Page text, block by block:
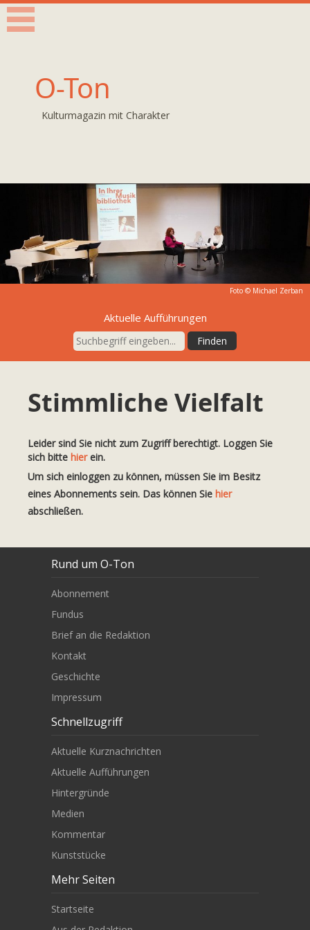
O-Ton
Kulturmagazin mit Charakter
Foto © Michael Zerban
Aktuelle Aufführungen
Stimmliche Vielfalt
Leider sind Sie nicht zum Zugriff berechtigt. Loggen Sie
sich bitte hierein.
Um sich einloggen zu können, müssen Sie im Besitz
eines Abonnements sein. Das können Sie hier
abschließen.
Rund um O-Ton
Abonnement
Fundus
Brief an die Redaktion
Kontakt
Geschichte
Impressum
Schnellzugriff
Aktuelle Kurznachrichten
Aktuelle Aufführungen
Hintergründe
Medien
Kommentar
Kunststücke
Mehr Seiten
Startseite